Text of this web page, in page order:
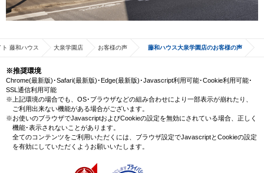
藤和ハウス 大泉学園店 お客様の声 藤和ハウス大泉学園店のお客様の声
※推奨環境
Chrome(最新版)･Safari(最新版)･Edge(最新版)･Javascript利用可能･Cookie利用可能･
SSL通信利用可能
※上記環境の場合でも、OS･ブラウザなどの組み合わせにより一部表示が崩れたり、
ご利用出来ない機能がある場合がございます。
※お使いのブラウザでJavascriptおよびCookieの設定を無効にされている場合、正しく
機能･表示されないことがあります。
全てのコンテンツをご利用いただくには、ブラウザ設定でJavascriptとCookieの設定
を有効にしていただくようお願いいたします。